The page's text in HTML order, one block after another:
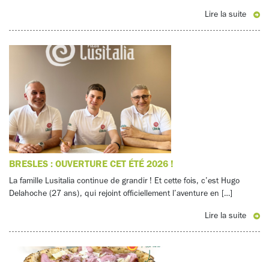
Lire la suite
BRESLES : OUVERTURE CET ÉTÉ 2026 !
La famille Lusitalia continue de grandir ! Et cette fois, c’est Hugo
Delahoche (27 ans), qui rejoint officiellement l’aventure en […]
Lire la suite